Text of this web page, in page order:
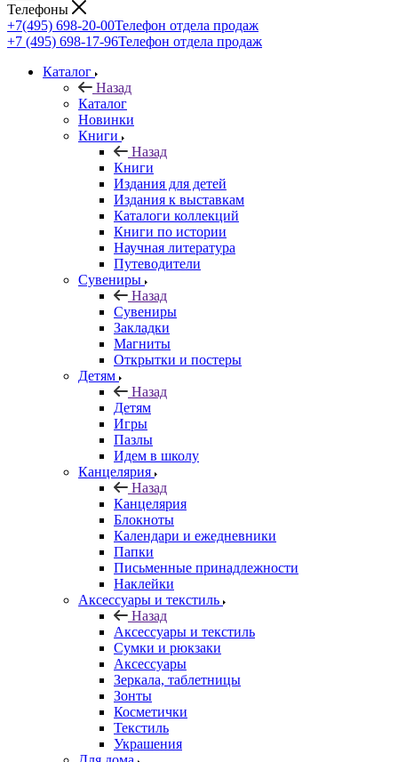
Телефоны
+7(495) 698-20-00Телефон отдела продаж
+7 (495) 698-17-96Телефон отдела продаж
Каталог
Назад
Каталог
Новинки
Книги
Назад
Книги
Издания для детей
Издания к выставкам
Каталоги коллекций
Книги по истории
Научная литература
Путеводители
Сувениры
Назад
Сувениры
Закладки
Магниты
Открытки и постеры
Детям
Назад
Детям
Игры
Пазлы
Идем в школу
Канцелярия
Назад
Канцелярия
Блокноты
Календари и ежедневники
Папки
Письменные принадлежности
Наклейки
Аксессуары и текстиль
Назад
Аксессуары и текстиль
Сумки и рюкзаки
Аксессуары
Зеркала, таблетницы
Зонты
Косметички
Текстиль
Украшения